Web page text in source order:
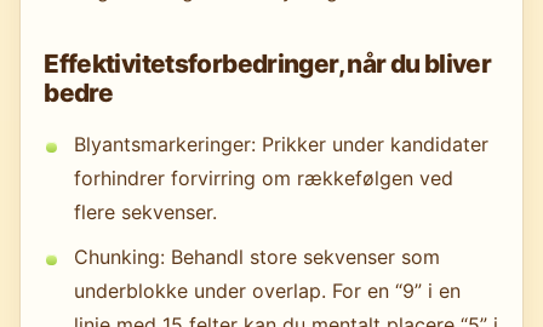
Effektivitetsforbedringer, når du bliver
bedre
Blyantsmarkeringer: Prikker under kandidater
forhindrer forvirring om rækkefølgen ved
flere sekvenser.
Chunking: Behandl store sekvenser som
underblokke under overlap. For en “9” i en